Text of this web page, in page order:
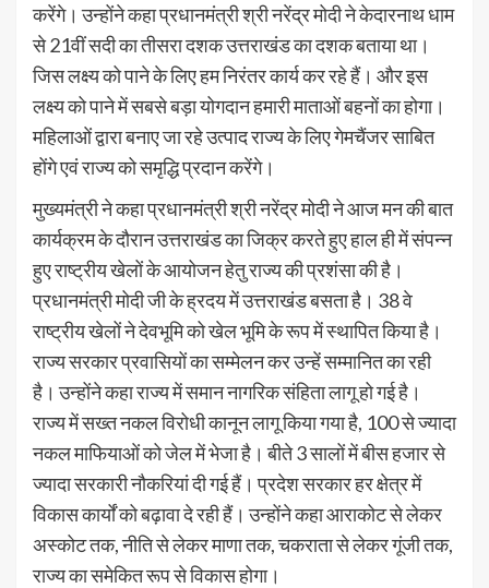
करेंगे। उन्होंने कहा प्रधानमंत्री श्री नरेंद्र मोदी ने केदारनाथ धाम
से 21वीं सदी का तीसरा दशक उत्तराखंड का दशक बताया था।
जिस लक्ष्य को पाने के लिए हम निरंतर कार्य कर रहे हैं। और इस
लक्ष्य को पाने में सबसे बड़ा योगदान हमारी माताओं बहनों का होगा।
महिलाओं द्वारा बनाए जा रहे उत्पाद राज्य के लिए गेमचैंजर साबित
होंगे एवं राज्य को समृद्धि प्रदान करेंगे।
मुख्यमंत्री ने कहा प्रधानमंत्री श्री नरेंद्र मोदी ने आज मन की बात
कार्यक्रम के दौरान उत्तराखंड का जिक्र करते हुए हाल ही में संपन्न
हुए राष्ट्रीय खेलों के आयोजन हेतु राज्य की प्रशंसा की है।
प्रधानमंत्री मोदी जी के ह्रदय में उत्तराखंड बसता है। 38 वे
राष्ट्रीय खेलों ने देवभूमि को खेल भूमि के रूप में स्थापित किया है।
राज्य सरकार प्रवासियों का सम्मेलन कर उन्हें सम्मानित का रही
है। उन्होंने कहा राज्य में समान नागरिक संहिता लागू हो गई है।
राज्य में सख्त नकल विरोधी कानून लागू किया गया है, 100 से ज्यादा
नकल माफियाओं को जेल में भेजा है। बीते 3 सालों में बीस हजार से
ज्यादा सरकारी नौकरियां दी गई हैं। प्रदेश सरकार हर क्षेत्र में
विकास कार्यों को बढ़ावा दे रही हैं। उन्होंने कहा आराकोट से लेकर
अस्कोट तक, नीति से लेकर माणा तक, चकराता से लेकर गूंजी तक,
राज्य का समेकित रूप से विकास होगा।